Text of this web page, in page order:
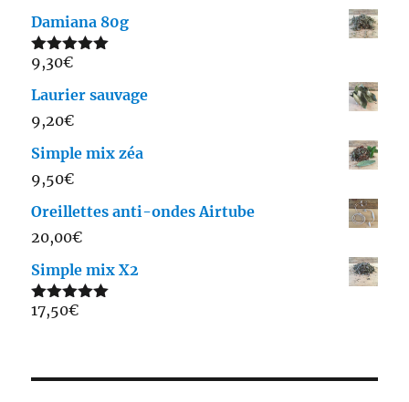
Damiana 80g
Note5.00
9,30€
Laurier sauvage
9,20€
Simple mix zéa
9,50€
Oreillettes anti-ondes Airtube
20,00€
Simple mix X2
Note5.00
17,50€